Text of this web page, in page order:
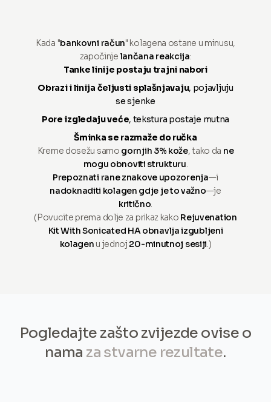
Kada "bankovni račun" kolagena ostane u minusu,
započinje lančana reakcija:
Tanke linije postaju trajni nabori
Obrazi i linija čeljusti splašnjavaju, pojavljuju
se sjenke
Pore izgledaju veće, tekstura postaje mutna
Šminka se razmaže do ručka
Kreme dosežu samo gornjih 3% kože, tako da ne
mogu obnoviti strukturu.
Prepoznati rane znakove upozorenja—i
nadoknaditi kolagen gdje je to važno—je
kritično.
(Povucite prema dolje za prikaz kako Rejuvenation
Kit With Sonicated HA obnavlja izgubljeni
kolagen u jednoj 20-minutnoj sesiji.)
Pogledajte zašto zvijezde ovise o
nama za stvarne rezultate.